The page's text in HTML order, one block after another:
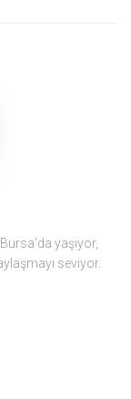
yaşıyor,
seviyor.